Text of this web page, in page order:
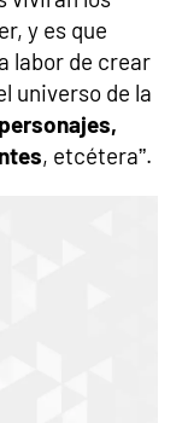
y es que
labor de crear
universo de la
, etcétera”.